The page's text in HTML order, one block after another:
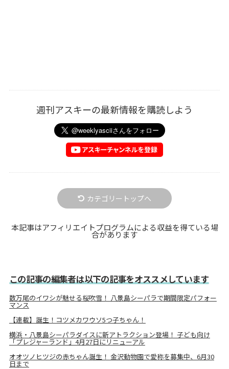
週刊アスキーの最新情報を購読しよう
カテゴリートップへ
本記事はアフィリエイトプログラムによる収益を得ている場
合があります
この記事の編集者は以下の記事をオススメしています
数万尾のイワシが魅せる桜吹雪！ 八景島シーパラで期間限定パフォー
マンス
【連載】誕生！コツメカワウソ5つ子ちゃん！
横浜・八景島シーパラダイスに新アトラクション登場！ 子ども向け
「プレジャーランド」4月27日にリニューアル
オオツノヒツジの赤ちゃん誕生！ 金沢動物園で愛称を募集中、6月30
日まで